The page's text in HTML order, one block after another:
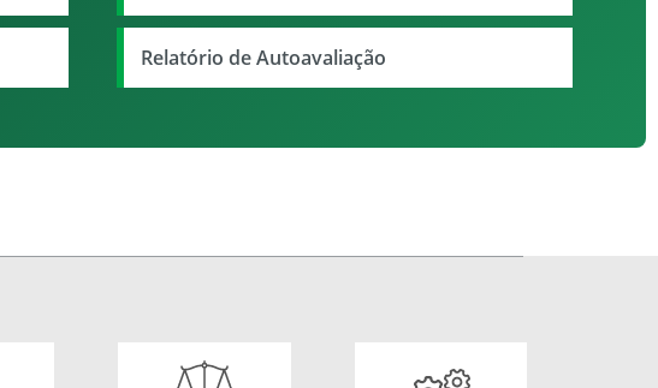
Relatório de Autoavaliação